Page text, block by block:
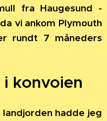
fra Haugesund -
vi ankom Plymouth
rundt 7 måneders
konvoien
hadde jeg